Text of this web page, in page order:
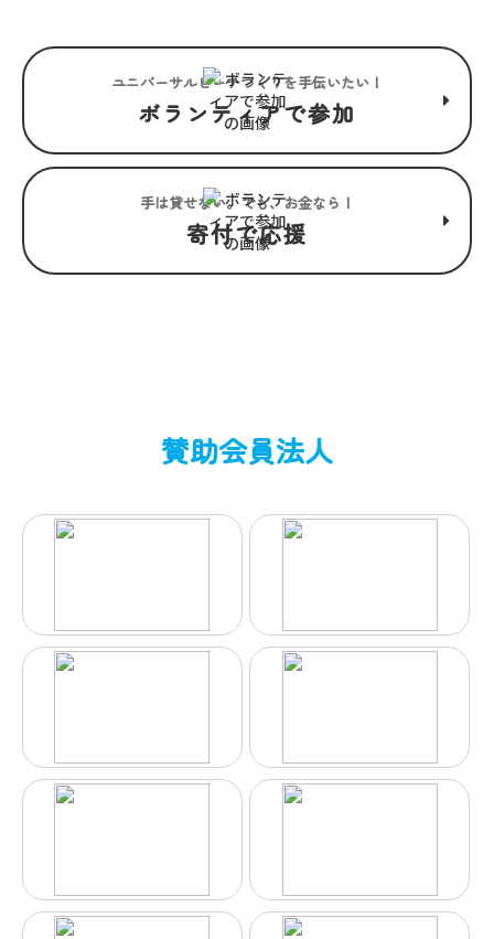
ユニバーサルビーチつくりを手伝いたい！
ボランティアで参加
手は貸せない。でも、お金なら！
寄付で応援
賛助会員法人